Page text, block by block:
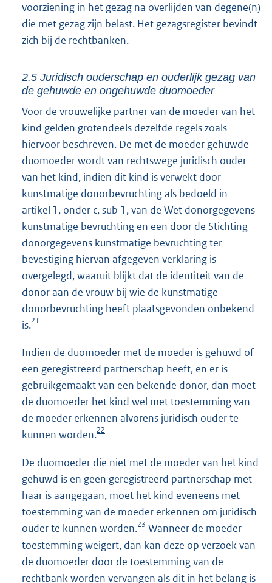
voorziening in het gezag na overlijden van degene(n)
die met gezag zijn belast. Het gezagsregister bevindt
zich bij de rechtbanken.
2.5 Juridisch ouderschap en ouderlijk gezag van
de gehuwde en ongehuwde duomoeder
Voor de vrouwelijke partner van de moeder van het
kind gelden grotendeels dezelfde regels zoals
hiervoor beschreven. De met de moeder gehuwde
duomoeder wordt van rechtswege juridisch ouder
van het kind, indien dit kind is verwekt door
kunstmatige donorbevruchting als bedoeld in
artikel 1, onder c, sub 1, van de Wet donorgegevens
kunstmatige bevruchting en een door de Stichting
donorgegevens kunstmatige bevruchting ter
bevestiging hiervan afgegeven verklaring is
overgelegd, waaruit blijkt dat de identiteit van de
donor aan de vrouw bij wie de kunstmatige
donorbevruchting heeft plaatsgevonden onbekend
is.21
Indien de duomoeder met de moeder is gehuwd of
een geregistreerd partnerschap heeft, en er is
gebruikgemaakt van een bekende donor, dan moet
de duomoeder het kind wel met toestemming van
de moeder erkennen alvorens juridisch ouder te
kunnen worden.22
De duomoeder die niet met de moeder van het kind
gehuwd is en geen geregistreerd partnerschap met
haar is aangegaan, moet het kind eveneens met
toestemming van de moeder erkennen om juridisch
ouder te kunnen worden.23 Wanneer de moeder
toestemming weigert, dan kan deze op verzoek van
de duomoeder door de toestemming van de
rechtbank worden vervangen als dit in het belang is